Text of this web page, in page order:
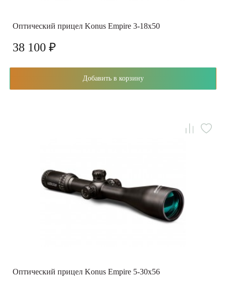
Оптический прицел Konus Empire 3-18x50
38 100 ₽
Добавить в корзину
Оптический прицел Konus Empire 5-30x56